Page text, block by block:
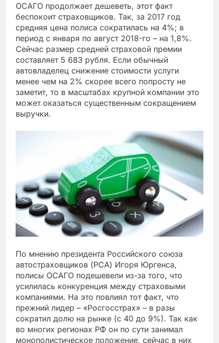
ОСАГО продолжает дешеветь, этот факт
беспокоит страховщиков. Так, за 2017 год
средняя цена полиса сократилась на 4%; в
период с января по август 2018-го – на 1,8%.
Сейчас размер средней страховой премии
составляет 5 683 рубля. Если обычный
автовладелец снижение стоимости услуги
менее чем на 2% скорее всего попросту не
заметит, то в масштабах крупной компании это
может оказаться существенным сокращением
выручки.
По мнению президента Российского союза
автостраховщиков (РСА) Игоря Юргенса,
полисы ОСАГО подешевели из-за того, что
усилилась конкуренция между страховыми
компаниями. На это повлиял тот факт, что
прежний лидер – «Росгосстрах» – в разы
сократил долю на рынке (с 40 до 9%). Так как
во многих регионах РФ он по сути занимал
монополистическое положение, сейчас в них